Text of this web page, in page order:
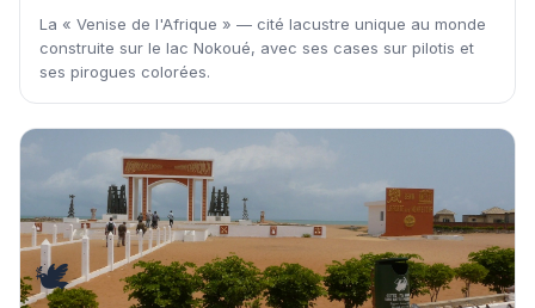
La « Venise de l'Afrique » — cité lacustre unique au monde
construite sur le lac Nokoué, avec ses cases sur pilotis et
ses pirogues colorées.
🕊